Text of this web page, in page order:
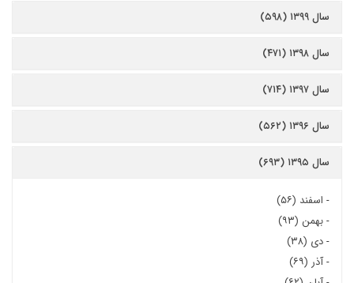
سال ۱۳۹۹ (۵۹۸)
سال ۱۳۹۸ (۴۷۱)
سال ۱۳۹۷ (۷۱۴)
سال ۱۳۹۶ (۵۶۲)
سال ۱۳۹۵ (۶۹۳)
- اسفند (۵۶)
-بهمن (۹۳)
-دی (۳۸)
-آذر (۶۹)